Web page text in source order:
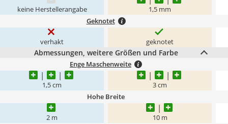
keine Herstellerangabe 1,5 mm
Geknotet
verhakt geknotet
Abmessungen, weitere Größen und Farbe
Enge Maschenweite
1,5 cm 3 cm
Hohe Breite
2 m 10 m